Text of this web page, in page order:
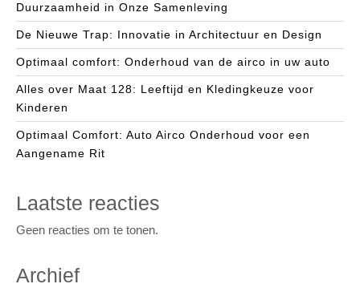
Duurzaamheid in Onze Samenleving
De Nieuwe Trap: Innovatie in Architectuur en Design
Optimaal comfort: Onderhoud van de airco in uw auto
Alles over Maat 128: Leeftijd en Kledingkeuze voor
Kinderen
Optimaal Comfort: Auto Airco Onderhoud voor een
Aangename Rit
Laatste reacties
Geen reacties om te tonen.
Archief